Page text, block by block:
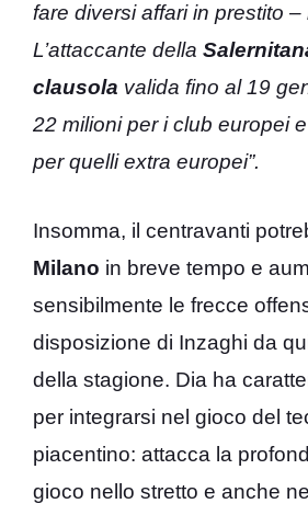
fare diversi affari in prestito –
L’attaccante della
clausola valida fino al 19
22 milioni per i club europei
per quelli extra europei”.
Insomma, il centravanti
Milano in breve tempo e
sensibilmente le frecce
disposizione di Inzaghi da
della stagione. Dia ha
per integrarsi nel gioco del
piacentino: attacca la
gioco nello stretto e anche